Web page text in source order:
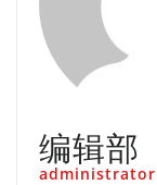
编辑部
administrator